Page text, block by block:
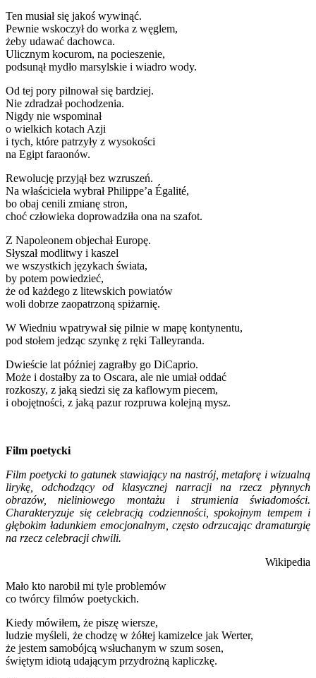
Ten musiał się jakoś wywinąć.
Pewnie wskoczył do worka z węglem,
żeby udawać dachowca.
Ulicznym kocurom, na pocieszenie,
podsunął mydło marsylskie i wiadro wody.
Od tej pory pilnował się bardziej.
Nie zdradzał pochodzenia.
Nigdy nie wspominał
o wielkich kotach Azji
i tych, które patrzyły z wysokości
na Egipt faraonów.
Rewolucję przyjął bez wzruszeń.
Na właściciela wybrał Philippe’a Égalité,
bo obaj cenili zmianę stron,
choć człowieka doprowadziła ona na szafot.
Z Napoleonem objechał Europę.
Słyszał modlitwy i kaszel
we wszystkich językach świata,
by potem powiedzieć,
że od każdego z litewskich powiatów
woli dobrze zaopatrzoną spiżarnię.
W Wiedniu wpatrywał się pilnie w mapę kontynentu,
pod stołem jedząc szynkę z ręki Talleyranda.
Dwieście lat później zagrałby go DiCaprio.
Może i dostałby za to Oscara, ale nie umiał oddać
rozkoszy, z jaką siedzi się za kaflowym piecem,
i obojętności, z jaką pazur rozpruwa kolejną mysz.
Film poetycki
Film poetycki to gatunek stawiający na nastrój, metaforę i wizualną
lirykę, odchodzący od klasycznej narracji na rzecz płynnych
obrazów, nieliniowego montażu i strumienia świadomości.
Charakteryzuje się celebracją codzienności, spokojnym tempem i
głębokim ładunkiem emocjonalnym, często odrzucając dramaturgię
na rzecz celebracji chwili.
Wikipedia
Mało kto narobił mi tyle problemów
co twórcy filmów poetyckich.
Kiedy mówiłem, że piszę wiersze,
ludzie myśleli, że chodzę w żółtej kamizelce jak Werter,
że jestem samobójcą wsłuchanym w szum sosen,
świętym idiotą udającym przydrożną kapliczkę.